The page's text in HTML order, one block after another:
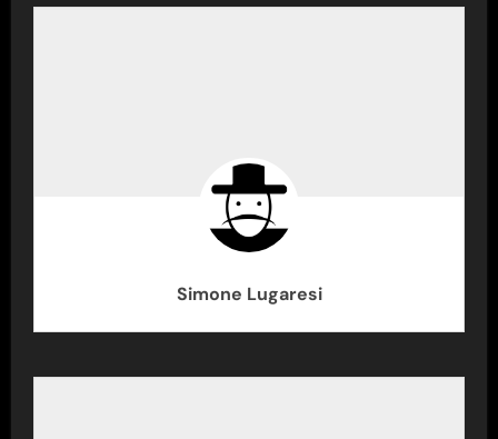
Simone Lugaresi